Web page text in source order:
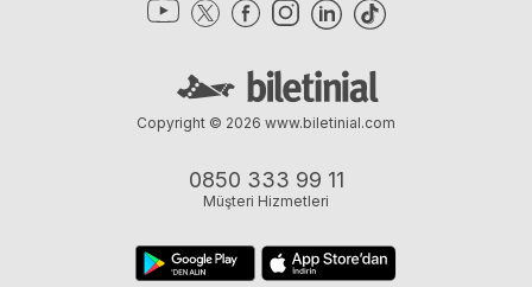
0850 333 99 11
Müşteri Hizmetleri
Copyright © 2026 www.biletinial.com